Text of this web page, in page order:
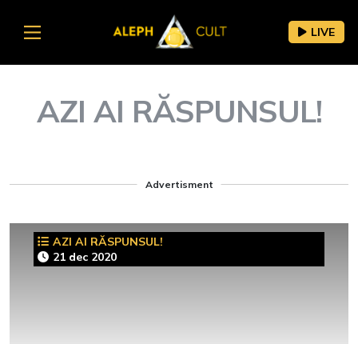
LIVE
AZI AI RĂSPUNSUL!
Advertisment
AZI AI RĂSPUNSUL!
21 dec 2020